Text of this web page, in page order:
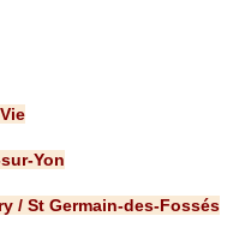
Yon
/ St Germain-des-Fossés